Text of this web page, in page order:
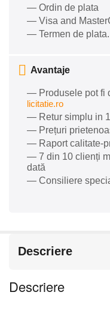
— Ordin de plata
— Visa and
— Termen de plata.
Avantaje
— Produsele pot fi
licitatie.ro
— Retur simplu in
— Prețuri
— Raport calitate-
— 7 din 10 clienți
dată
— Consiliere
Descriere
Descriere